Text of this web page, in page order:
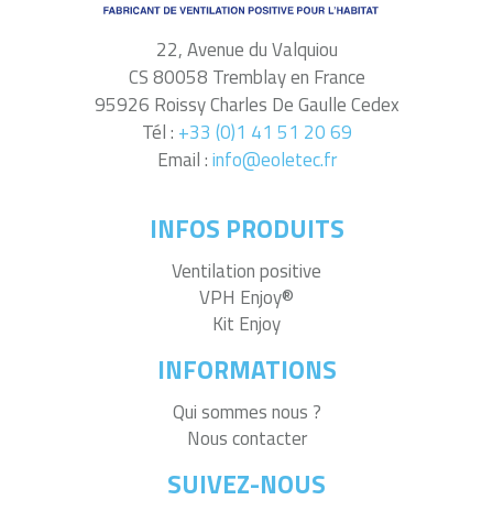
22, Avenue du Valquiou
CS 80058 Tremblay en France
95926 Roissy Charles De Gaulle Cedex
Tél : +33 (0)1 41 51 20 69
Email :info@eoletec.fr
INFOS PRODUITS
Ventilation positive
VPH Enjoy®
Kit Enjoy
INFORMATIONS
Qui sommes nous ?
Nous contacter
SUIVEZ-NOUS